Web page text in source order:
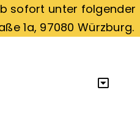
sofort unter folgender
1a, 97080 Würzburg.
Toggle